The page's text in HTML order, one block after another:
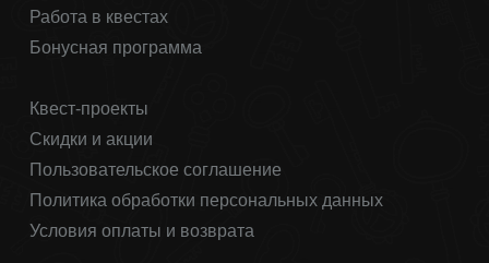
Работа в квестах
Бонусная программа
Квест-проекты
Скидки и акции
Пользовательское соглашение
Политика обработки персональных данных
Условия оплаты и возврата